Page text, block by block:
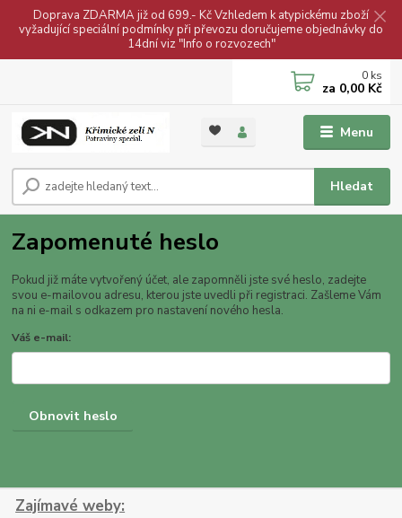
Doprava ZDARMA již od 699.- Kč Vzhledem k atypickému zboží
vyžadující speciální podmínky při převozu doručujeme objednávky do
14dní viz "Info o rozvozech"
Menu
Hledat
0 ks
za 0,00 Kč
Zapomenuté heslo
Pokud již máte vytvořený účet, ale zapomněli jste své heslo, zadejte
svou e-mailovou adresu, kterou jste uvedli při registraci. Zašleme Vám
na ni e-mail s odkazem pro nastavení nového hesla.
Váš e-mail:
Obnovit heslo
Zajímavé weby: